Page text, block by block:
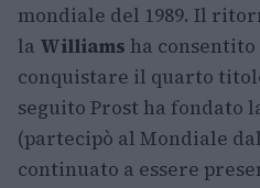
mondiale del 1989. Il
la Williams ha
conquistare il quarto
seguito Prost ha fondato
(partecipò al Mondiale dal
continuato a essere